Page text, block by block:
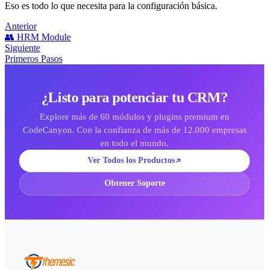
Eso es todo lo que necesita para la configuración básica.
Anterior
👥 HRM Module
Siguiente
Primeros Pasos
¿Listo para potenciar tu CRM?
Explore más de 60 módulos y plugins premium en
CodeCanyon. Con la confianza de más de 12.000 empresas
en todo el mundo.
Ver Todos los Productos
Obtener Soporte